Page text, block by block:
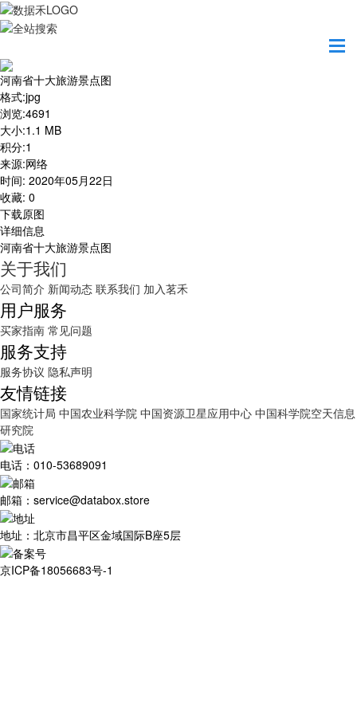
河南省十大旅游景点图
格式:jpg
浏览:4691
大小:1.1 MB
积分:1
来源:网络
时间: 2020年05月22日
收藏: 0
下载原图
详细信息
河南省十大旅游景点图
关于我们
公司简介 新闻动态 联系我们 加入茗禾
用户服务
买家指南 常见问题
服务支持
服务协议 隐私声明
友情链接
国家统计局 中国农业科学院 中国资源卫星应用中心 中国科学院空天信息
研究院
电话：010-53689091
邮箱：service@databox.store
地址：北京市昌平区金域国际B座5层
京ICP备18056683号-1